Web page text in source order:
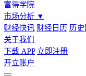
富得学院
市场分析 ▼
财经快讯 财经日历 历
关于我们
下载 APP 立即注册
开立账户